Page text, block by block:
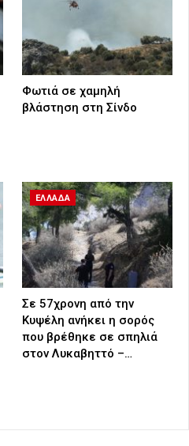
Φωτιά σε χαμηλή
βλάστηση στη Σίνδο
ΕΛΛΑΔΑ
Σε 57χρονη από την
Κυψέλη ανήκει η σορός
που βρέθηκε σε σπηλιά
στον Λυκαβηττό –…